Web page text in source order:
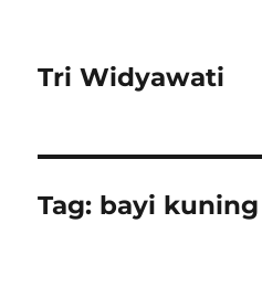
Tri Widyawati
Tag: bayi kuning